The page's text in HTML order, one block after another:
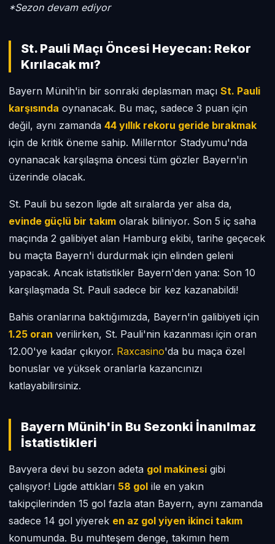
*Sezon devam ediyor
St. Pauli Maçı Öncesi Heyecan: Rekor
Kırılacak mı?
Bayern Münih'in bir sonraki deplasman maçı St. Pauli
karşısında oynanacak. Bu maç, sadece 3 puan için
değil, aynı zamanda 44 yıllık rekoru geride bırakmak
için de kritik öneme sahip. Millerntor Stadyumu'nda
oynanacak karşılaşma öncesi tüm gözler Bayern'in
üzerinde olacak.
St. Pauli bu sezon ligde alt sıralarda yer alsa da,
evinde güçlü bir takım olarak biliniyor. Son 5 iç saha
maçında 2 galibiyet alan Hamburg ekibi, tarihe geçecek
bu maçta Bayern'i durdurmak için elinden geleni
yapacak. Ancak istatistikler Bayern'den yana: Son 10
karşılaşmada St. Pauli sadece bir kez kazanabildi!
Bahis oranlarına baktığımızda, Bayern'in galibiyeti için
1.25 oran verilirken, St. Pauli'nin kazanması için oran
12.00'ye kadar çıkıyor. Raxcasino'da bu maça özel
bonuslar ve yüksek oranlarla kazancınızı
katlayabilirsiniz.
Bayern Münih'in Bu Sezonki İnanılmaz
İstatistikleri
Bavyera devi bu sezon adeta gol makinesi gibi
çalışıyor! Ligde attıkları 58 gol ile en yakın
takipçilerinden 15 gol fazla atan Bayern, aynı zamanda
sadece 14 gol yiyerek en az gol yiyen ikinci takım
konumunda. Bu muhteşem denge, takımın hem